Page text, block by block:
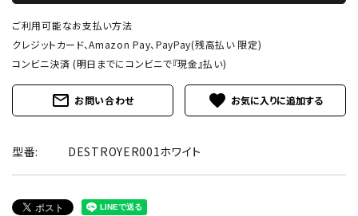
ご利用可能なお支払い方法
クレジットカード、Amazon Pay、PayPay(残高払い 限定)
コンビニ決済 (明日までにコンビニで『現金』払い)
mail_outline お問い合わせ favorite
型番: DESTROYER001ホワイト